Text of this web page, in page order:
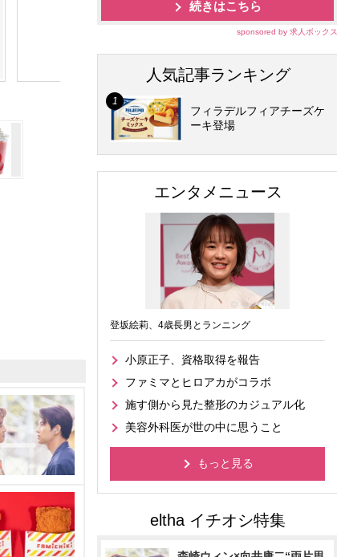
続きはこちら
sponsored by 求人ボックス
人気記事ランキング
フィラデルフィアチーズケ
ーキ登場
エンタメニュース
登坂絵莉、4歳長男とランニング
小原正子、資格取得を報告
ファミマとヒロアカがコラボ
施す側から見た整形のカジュアル化
美容外科医が世の中に思うこと
もっと見る